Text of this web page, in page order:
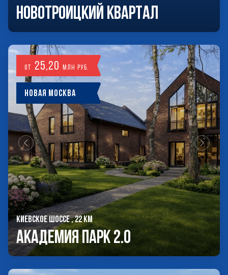
Новотроицкий Квартал
от 25,20 млн руб.
Новая Москва
КИЕВСКОЕ ШОССЕ , 22 КМ
Академия Парк 2.0